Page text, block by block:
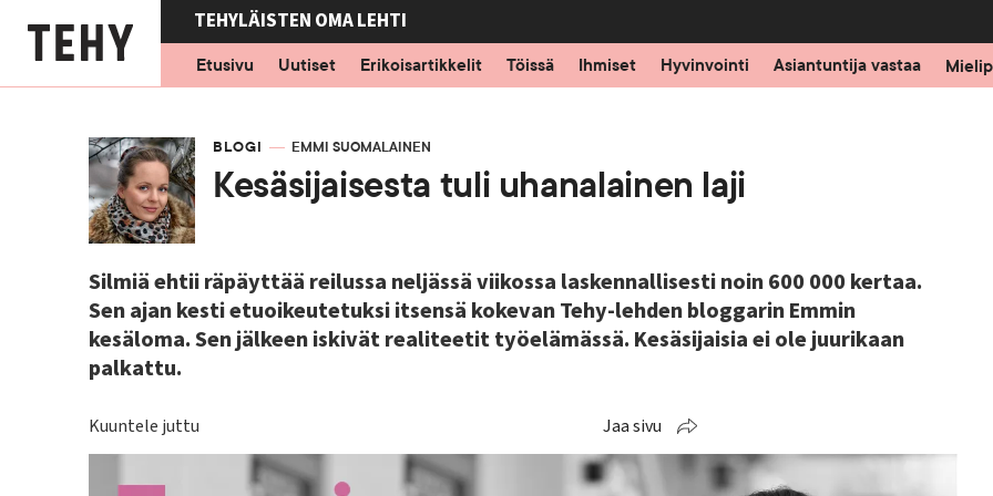
pääsisältöön
TEHYLÄISTEN OMA LEHTI
Etusivu
Uutiset Erikoisartikkelit Töissä Ihmiset Hyvinvointi Asiantuntija vastaa
ARTIKKELIKATEGORIA
BLOGI KIRJOITTAJA
EMMI SUOMALAINEN
Kesäsijaisesta tuli uhanalainen laji
Silmiä ehtii räpäyttää reilussa neljässä viikossa laskennallisesti noin 600 000 kertaa.
Sen ajan kesti etuoikeutetuksi itsensä kokevan Tehy-lehden bloggarin Emmin
kesäloma. Sen jälkeen iskivät realiteetit työelämässä. Kesäsijaisia ei ole juurikaan
palkattu.
Kuuntele juttu Jaa sivu